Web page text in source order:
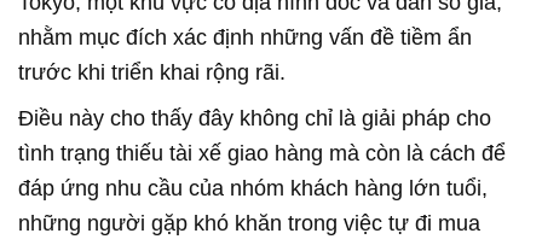
nhằm mục đích xác định những vấn đề tiềm ẩn
trước khi triển khai rộng rãi.
Điều này cho thấy đây không chỉ là giải pháp cho
tình trạng thiếu tài xế giao hàng mà còn là cách để
đáp ứng nhu cầu của nhóm khách hàng lớn tuổi,
những người gặp khó khăn trong việc tự đi mua